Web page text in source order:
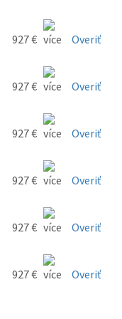
927 € Overiť
927 € Overiť
927 € Overiť
927 € Overiť
927 € Overiť
927 € Overiť